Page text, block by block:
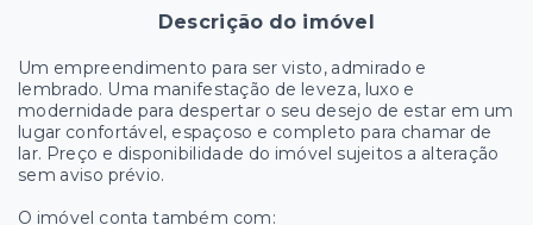
Descrição do imóvel
Um empreendimento para ser visto, admirado e
lembrado. Uma manifestação de leveza, luxo e
modernidade para despertar o seu desejo de estar em um
lugar confortável, espaçoso e completo para chamar de
lar. Preço e disponibilidade do imóvel sujeitos a alteração
sem aviso prévio.
O imóvel conta também com: